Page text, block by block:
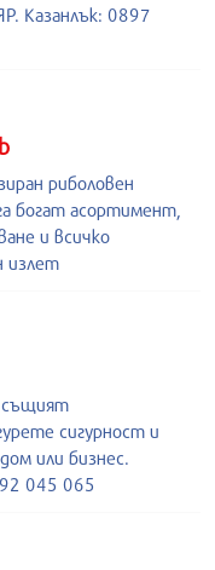
Казанлък: 0897
риболовен
богат асортимент,
и всичко
излет
същият
сигурност и
или бизнес.
045 065